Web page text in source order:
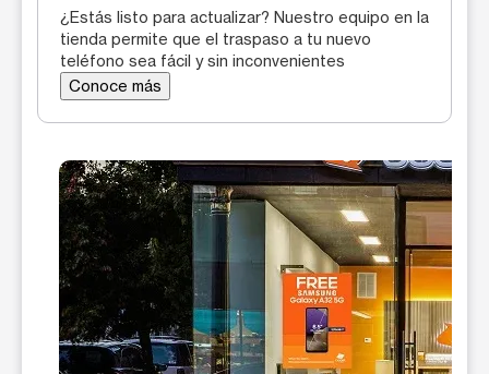
¿Estás listo para actualizar? Nuestro equipo en la
tienda permite que el traspaso a tu nuevo
teléfono sea fácil y sin inconvenientes
Conoce más